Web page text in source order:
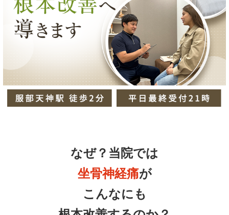
なぜ？当院では
坐骨神経痛が
こんなにも